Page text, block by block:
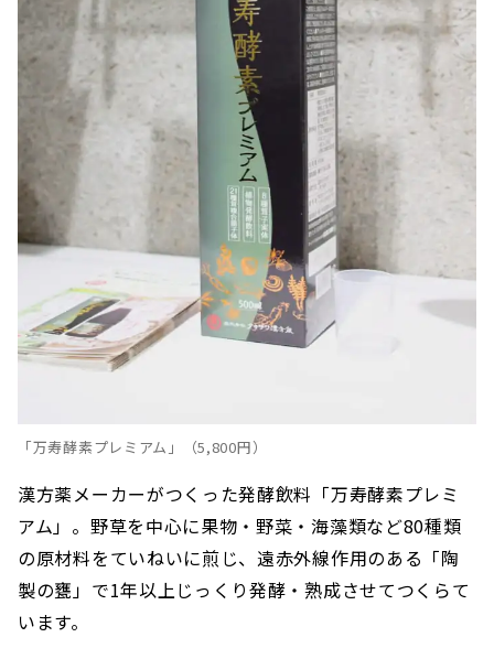
「万寿酵素プレミアム」（5,800円）
漢方薬メーカーがつくった発酵飲料「万寿酵素プレミ
アム」。野草を中心に果物・野菜・海藻類など80種類
の原材料をていねいに煎じ、遠赤外線作用のある「陶
製の甕」で1年以上じっくり発酵・熟成させてつくらて
います。